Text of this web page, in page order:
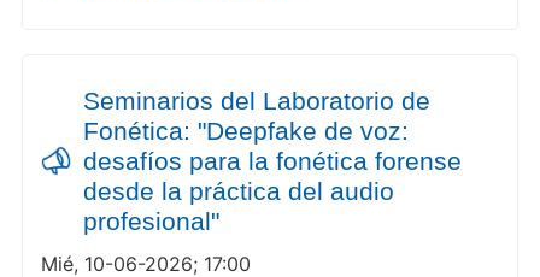
Seminarios del Laboratorio de
Fonética: "Deepfake de voz:
desafíos para la fonética forense
desde la práctica del audio
profesional"
Mié, 10-06-2026; 17:00